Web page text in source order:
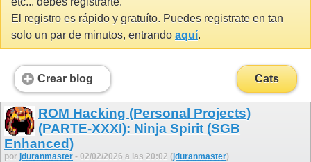
El registro es rápido y gratuíto. Puedes registrate en tan
solo un par de minutos, entrando aquí.
Crear blog Cats
ROM Hacking (Personal Projects)
(PARTE-XXXI): Ninja Spirit (SGB
Enhanced)
por jduranmaster - 02/02/2026 a las 20:02 (jduranmaster)